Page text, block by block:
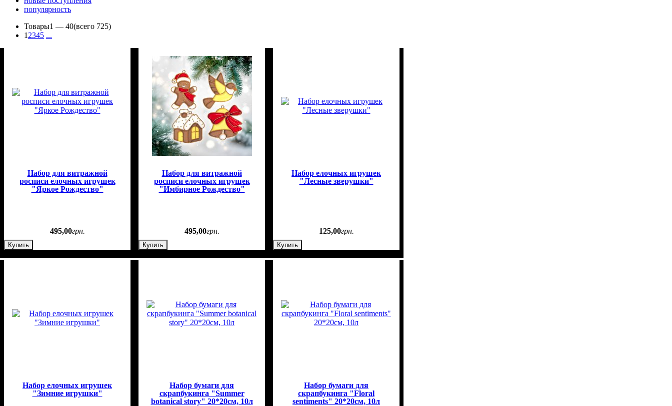
популярность
Товары1 — 40(всего 725)
1 2345 ...
Набор для витражной
росписи елочных игрушек
"Яркое Рождество"
495,00грн.
Купить
Набор для витражной
росписи елочных игрушек
"Имбирное Рождество"
495,00грн.
Купить
Набор елочных игрушек
"Лесные зверушки"
125,00грн.
Купить
Набор елочных игрушек
"Зимние игрушки"
Набор бумаги для
скрапбукинга "Summer
botanical story" 20*20см, 10л
Набор бумаги для
скрапбукинга "Floral
sentiments" 20*20см, 10л